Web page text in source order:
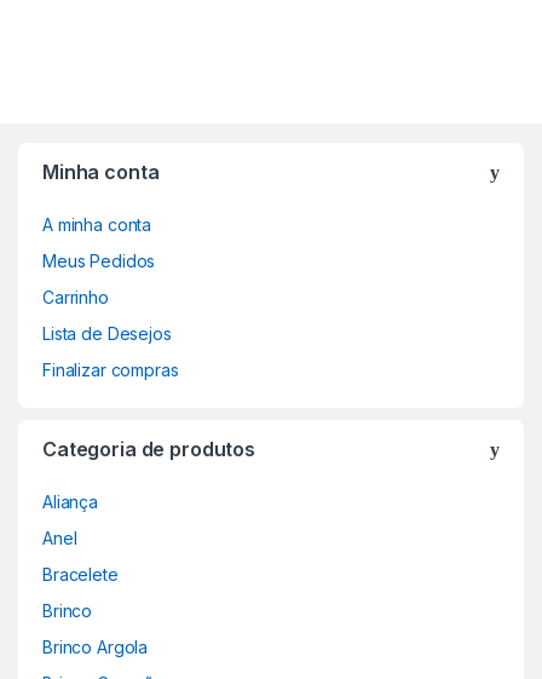
Minha conta
A minha conta
Meus Pedidos
Carrinho
Lista de Desejos
Finalizar compras
Categoria de produtos
Aliança
Anel
Bracelete
Brinco
Brinco Argola